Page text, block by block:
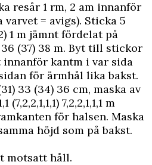
resår 1 rm, 2 am innanför
varvet = avigs). Sticka 5
1 m jämnt fördelat på
(37) 38 m. Byt till stickor
kantm i var sida
för ärmhål lika bakst.
33 (34) 36 cm, maska av
(7,2,2,1,1,1) 7,2,2,1,1,1 m
för halsen. Maska
höjd som på bakst.
motsatt håll.